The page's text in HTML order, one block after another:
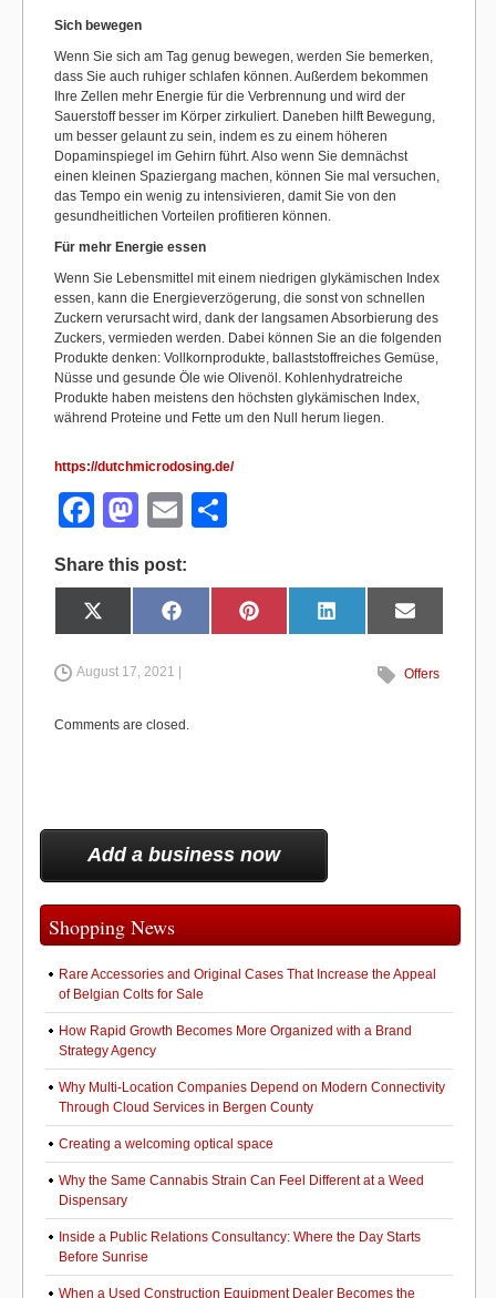
Sich bewegen
Wenn Sie sich am Tag genug bewegen, werden Sie bemerken,
dass Sie auch ruhiger schlafen können. Außerdem bekommen
Ihre Zellen mehr Energie für die Verbrennung und wird der
Sauerstoff besser im Körper zirkuliert. Daneben hilft Bewegung,
um besser gelaunt zu sein, indem es zu einem höheren
Dopaminspiegel im Gehirn führt. Also wenn Sie demnächst
einen kleinen Spaziergang machen, können Sie mal versuchen,
das Tempo ein wenig zu intensivieren, damit Sie von den
gesundheitlichen Vorteilen profitieren können.
Für mehr Energie essen
Wenn Sie Lebensmittel mit einem niedrigen glykämischen Index
essen, kann die Energieverzögerung, die sonst von schnellen
Zuckern verursacht wird, dank der langsamen Absorbierung des
Zuckers, vermieden werden. Dabei können Sie an die folgenden
Produkte denken: Vollkornprodukte, ballaststoffreiches Gemüse,
Nüsse und gesunde Öle wie Olivenöl. Kohlenhydratreiche
Produkte haben meistens den höchsten glykämischen Index,
während Proteine und Fette um den Null herum liegen.
https://dutchmicrodosing.de/
F
c
e
o
o
M
st
o
n
E
ail ar
e
Share this post:
Share
X
i
r
Share
F
b
o
Share
P
Share
L
Share
E
l
August 17, 2021 | Offers
Comments are closed.
Add a business now
Shopping News
Rare Accessories and Original Cases That Increase the Appeal
of Belgian Colts for Sale
How Rapid Growth Becomes More Organized with a Brand
Strategy Agency
Why Multi-Location Companies Depend on Modern Connectivity
Through Cloud Services in Bergen County
Creating a welcoming optical space
Why the Same Cannabis Strain Can Feel Different at a Weed
Dispensary
Inside a Public Relations Consultancy: Where the Day Starts
Before Sunrise
When a Used Construction Equipment Dealer Becomes the